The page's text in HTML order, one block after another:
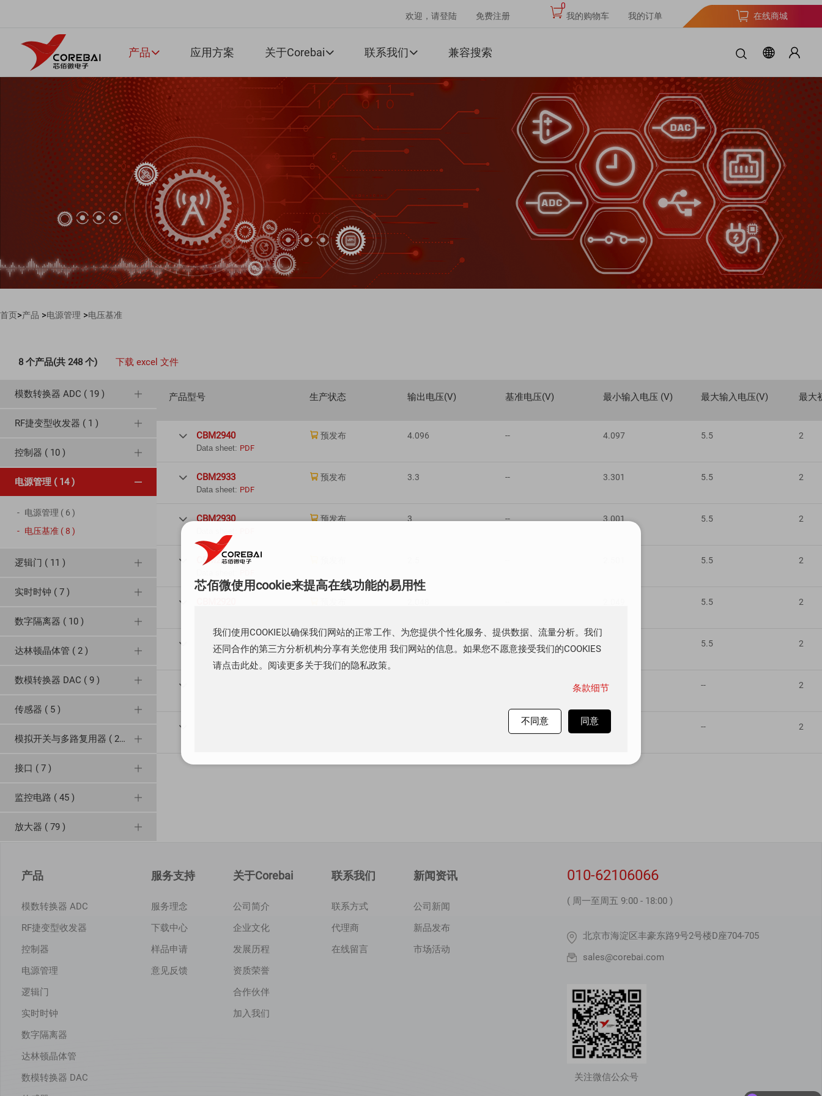
欢迎，请登陆 免费注册
0
我的购物车
我的订单 在线商城
产品  应用方案 关于Corebai  联系我们  兼容搜索
首页>产品 >电源管理 >电压基准
8 个产品(共 248 个) 下载 excel 文件
模数转换器 ADC ( 19 )
RF捷变型收发器 ( 1 )
控制器 ( 10 )
电源管理 ( 14 )
电源管理 ( 6 )
电压基准 ( 8 )
逻辑门 ( 11 )
实时时钟 ( 7 )
数字隔离器 ( 10 )
达林顿晶体管 ( 2 )
数模转换器 DAC ( 9 )
传感器 ( 5 )
模拟开关与多路复用器 ( 29 )
接口 ( 7 )
监控电路 ( 45 )
放大器 ( 79 )
产品型号 生产状态 输出电压(V) 基准电压(V) 最小输入电压 (V) 最大输入电压(V) 最大
 CBM2940
Data sheet: PDF
 预发布 4.096 -- 4.097 5.5 2
 CBM2933
Data sheet: PDF
 预发布 3.3 -- 3.301 5.5 2
 CBM2930  预发布 3 -- 3.001 5.5 2
 CBM2925 5.5 2
 5.5 2
 CBM2912
Data sheet: PDF
 预发布 1.25 -- 5.5 2
 -- -- 2
 2.495 -- 2
产品
模数转换器 ADC
RF捷变型收发器
控制器
电源管理
逻辑门
实时时钟
数字隔离器
达林顿晶体管
数模转换器 DAC
服务支持
服务理念
下载中心
样品申请
意见反馈
关于Corebai
公司简介
企业文化
发展历程
资质荣誉
合作伙伴
加入我们
联系我们
联系方式
代理商
在线留言
新闻资讯
公司新闻
新品发布
市场活动
010-62106066
( 周一至周五 9:00 - 18:00 )
北京市海淀区丰豪东路9号2号楼D座704-705
sales@corebai.com
关注微信公众号
芯佰微使用cookie来提高在线功能的易用性
我们使用COOKIE以确保我们网站的正常工作、为您提供个性化服务、提供数据、流量分析。我们
还同合作的第三方分析机构分享有关您使用 我们网站的信息。如果您不愿意接受我们的COOKIES
请点击此处。阅读更多关于我们的隐私政策。
条款细节
不同意 同意